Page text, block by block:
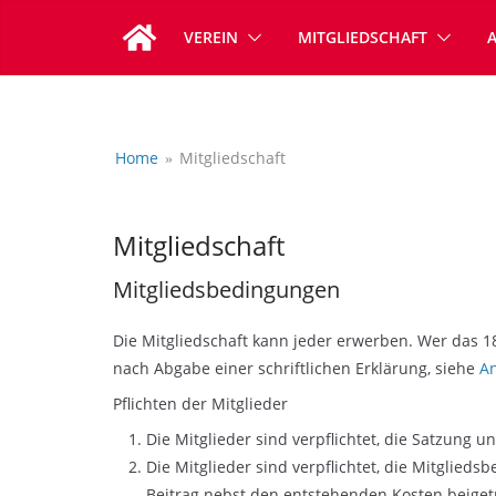
springen
VEREIN MITGLIEDSCHAFT
Home Mitgliedschaft
Mitgliedschaft
Mitgliedsbedingungen
Die Mitgliedschaft kann jeder erwerben. Wer das
nach Abgabe einer schriftlichen Erklärung, siehe
Pflichten der Mitglieder
Die Mitglieder sind verpflichtet, die Satzung
Die Mitglieder sind verpflichtet, die